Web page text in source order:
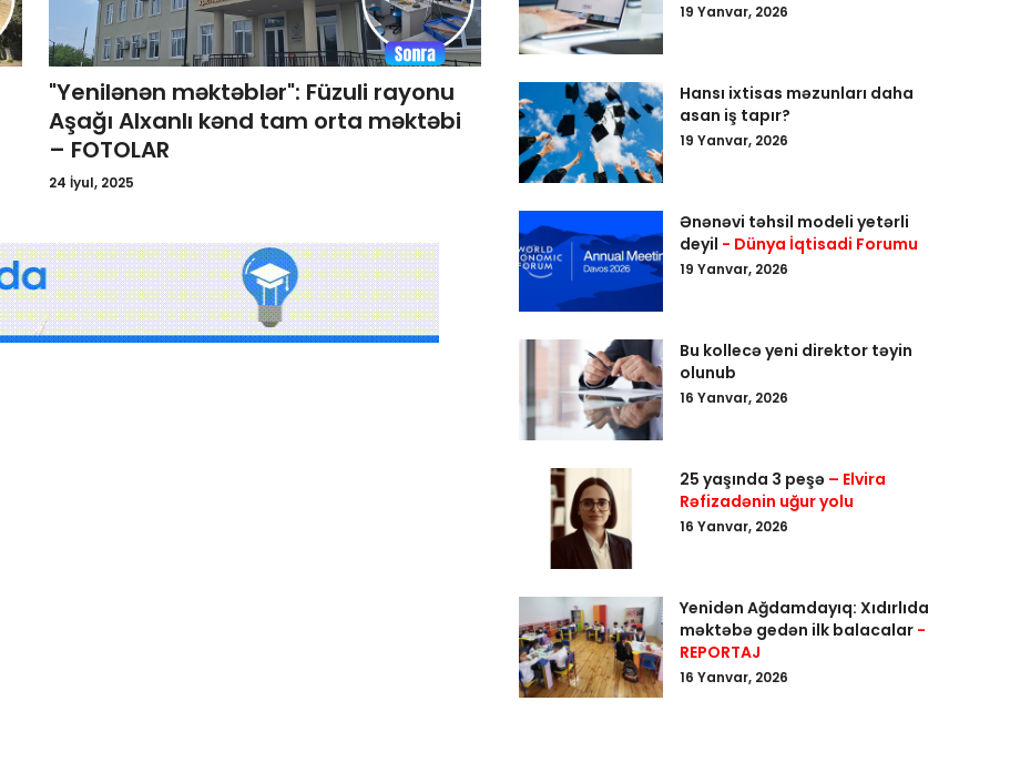
"Yenilənən məktəblər": Füzuli rayonu
Aşağı Alxanlı kənd tam orta məktəbi
– FOTOLAR
24 İyul, 2025
19 Yanvar, 2026
Hansı ixtisas məzunları daha
asan iş tapır?
19 Yanvar, 2026
Ənənəvi təhsil modeli yetərli
deyil - Dünya İqtisadi Forumu
19 Yanvar, 2026
Bu kollecə yeni direktor təyin
olunub
16 Yanvar, 2026
25 yaşında 3 peşə – Elvira
Rəfizadənin uğur yolu
16 Yanvar, 2026
Yenidən Ağdamdayıq: Xıdırlıda
məktəbə gedən ilk balacalar -
REPORTAJ
16 Yanvar, 2026